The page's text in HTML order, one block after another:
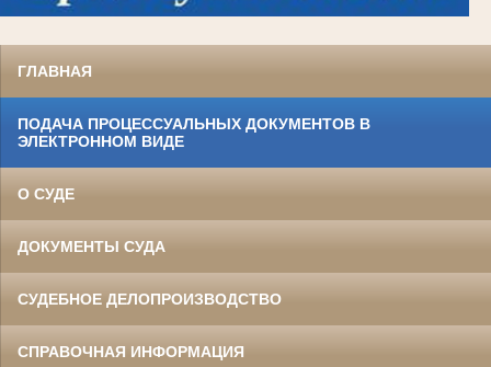
ГЛАВНАЯ
ПОДАЧА ПРОЦЕССУАЛЬНЫХ ДОКУМЕНТОВ В
ЭЛЕКТРОННОМ ВИДЕ
О СУДЕ
ДОКУМЕНТЫ СУДА
СУДЕБНОЕ ДЕЛОПРОИЗВОДСТВО
СПРАВОЧНАЯ ИНФОРМАЦИЯ